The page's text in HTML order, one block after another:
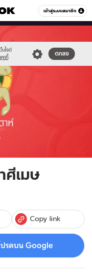
เข้าสู่ระบบสมาชิก
หมวดอื่นๆ
บไซต์
คุกกี้
ตกลง
ศีเมษ
Copy link
ปรดบน Google